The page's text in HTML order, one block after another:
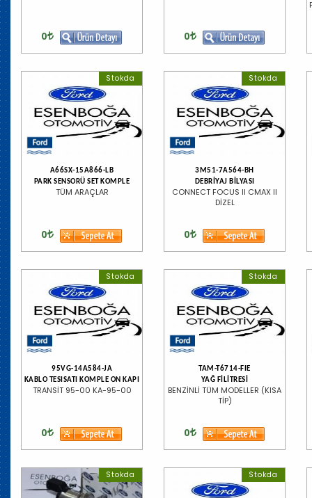
0 0
Stokda
A66SX-15A866-LB
PARK SENSORÜ SET KOMPLE
TÜM ARAÇLAR
0
Stokda
3M51-7A564-BH
DEBRİYAJ BİLYASI
CONNECT FOCUS II CMAX II
DİZEL
0
Stokda
95VG-14A584-JA
KABLO TESISATI KOMPLE ON KAPI
TRANSİT 95-00 KA-95-00
0
Stokda
TAM-T6714-FIE
YAĞ FİLİTRESİ
BENZİNLİ TÜM MODELLER (KISA
TİP)
0
Stokda Stokda